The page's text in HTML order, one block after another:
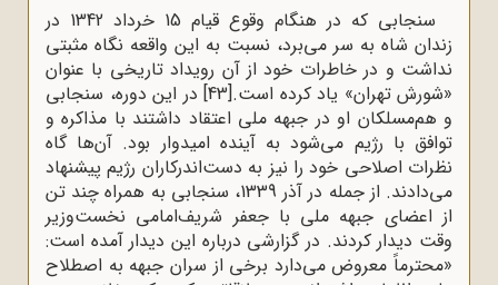
سنجابی که در هنگام وقوع قیام 15 خرداد 1342 در
زندان شاه به سر می‌برد، نسبت به این واقعه نگاه مثبتی
نداشت و در خاطرات خود از آن رویداد تاریخی با عنوان
«شورش تهران» یاد کرده است.[43]
در این دوره، سنجابی
و هم‌مسلکان او در جبهه ملی اعتقاد داشتند با مذاکره و
توافق با رژیم می‌شود به آینده امیدوار بود. آن‌ها گاه
نظرات اصلاحی خود را نیز به دست‌اندرکاران رژیم پیشنهاد
می‌دادند. از جمله در آذر 1339، سنجابی به همراه چند تن
از اعضای جبهه ملی با جعفر شریف‌امامی نخست‌وزیر
وقت دیدار کردند. در گزارشی درباره این دیدار آمده است:
«محترماً معروض می‌دارد برخی از سران جبهه به اصطلاح